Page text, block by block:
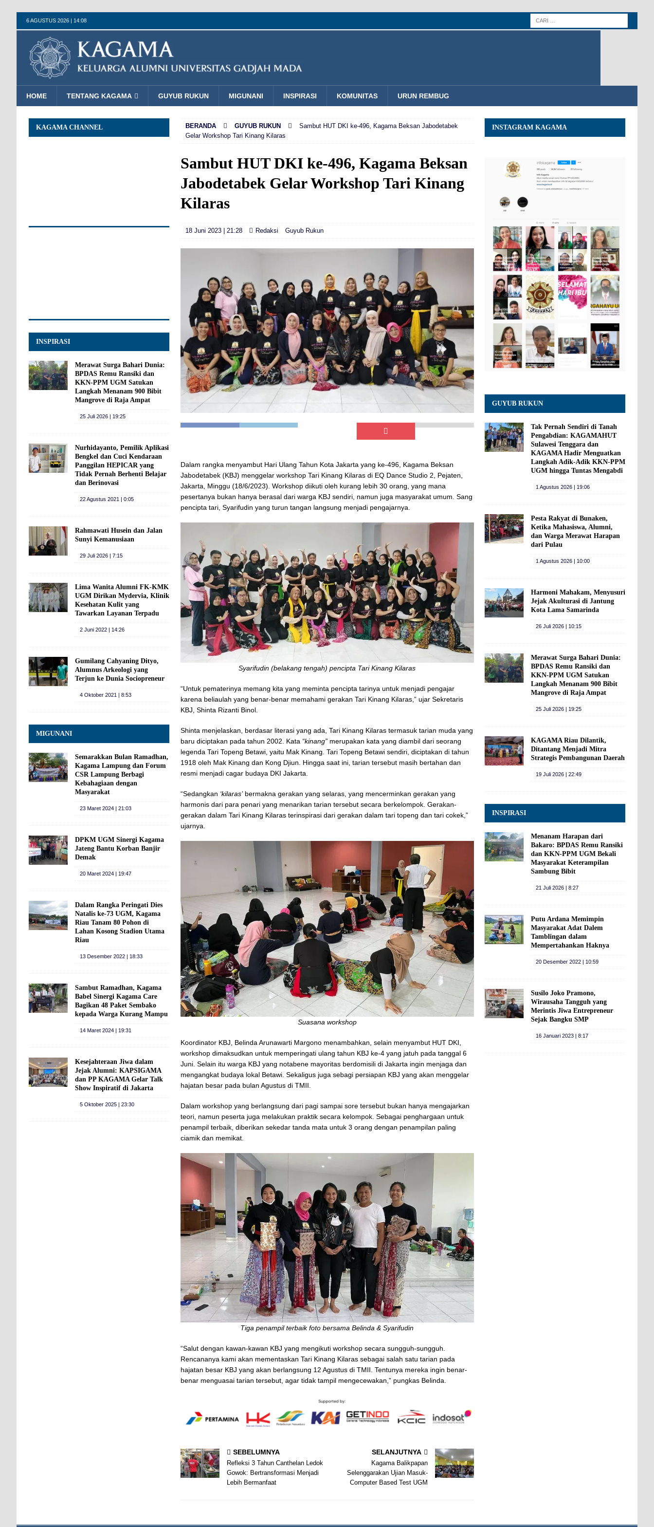
6 AGUSTUS 2026 | 14:08
HOME TENTANG KAGAMA GUYUB RUKUN MIGUNANI INSPIRASI KOMUNITAS URUN REMBUG
BERANDA GUYUB RUKUN
Sambut HUT DKI ke-496, Kagama Beksan Jabodetabek
Gelar Workshop Tari Kinang Kilaras
Sambut HUT DKI ke-496, Kagama Beksan
Jabodetabek Gelar Workshop Tari Kinang
Kilaras
18 Juni 2023 | 21:28 Redaksi Guyub Rukun
Dalam rangka menyambut Hari Ulang Tahun Kota Jakarta yang ke-496, Kagama Beksan
Jabodetabek (KBJ) menggelar workshop Tari Kinang Kilaras di EQ Dance Studio 2, Pejaten,
Jakarta, Minggu (18/6/2023). Workshop diikuti oleh kurang lebih 30 orang, yang mana
pesertanya bukan hanya berasal dari warga KBJ sendiri, namun juga masyarakat umum. Sang
pencipta tari, Syarifudin yang turun tangan langsung menjadi pengajarnya.
Syarifudin (belakang tengah) pencipta Tari Kinang Kilaras
“Untuk pematerinya memang kita yang meminta pencipta tarinya untuk menjadi pengajar
karena beliaulah yang benar-benar memahami gerakan Tari Kinang Kilaras,” ujar Sekretaris
KBJ, Shinta Rizanti Binol.
Shinta menjelaskan, berdasar literasi yang ada, Tari Kinang Kilaras termasuk tarian muda yang
baru diciptakan pada tahun 2002. Kata “kinang” merupakan kata yang diambil dari seorang
legenda Tari Topeng Betawi, yaitu Mak Kinang. Tari Topeng Betawi sendiri, diciptakan di tahun
1918 oleh Mak Kinang dan Kong Djiun. Hingga saat ini, tarian tersebut masih bertahan dan
resmi menjadi cagar budaya DKI Jakarta.
“Sedangkan ‘kilaras’bermakna gerakan yang selaras, yang mencerminkan gerakan yang
harmonis dari para penari yang menarikan tarian tersebut secara berkelompok. Gerakan-
gerakan dalam Tari Kinang Kilaras terinspirasi dari gerakan dalam tari topeng dan tari cokek,”
ujarnya.
Suasana workshop
Koordinator KBJ, Belinda Arunawarti Margono menambahkan, selain menyambut HUT DKI,
workshop dimaksudkan untuk memperingati ulang tahun KBJ ke-4 yang jatuh pada tanggal 6
Juni. Selain itu warga KBJ yang notabene mayoritas berdomisili di Jakarta ingin menjaga dan
mengangkat budaya lokal Betawi. Sekaligus juga sebagi persiapan KBJ yang akan menggelar
hajatan besar pada bulan Agustus di TMII.
Dalam workshop yang berlangsung dari pagi sampai sore tersebut bukan hanya mengajarkan
teori, namun peserta juga melakukan praktik secara kelompok. Sebagai penghargaan untuk
penampil terbaik, diberikan sekedar tanda mata untuk 3 orang dengan penampilan paling
ciamik dan memikat.
Tiga penampil terbaik foto bersama Belinda & Syarifudin
“Salut dengan kawan-kawan KBJ yang mengikuti workshop secara sungguh-sungguh.
Rencananya kami akan mementaskan Tari Kinang Kilaras sebagai salah satu tarian pada
hajatan besar KBJ yang akan berlangsung 12 Agustus di TMII. Tentunya mereka ingin benar-
benar menguasai tarian tersebut, agar tidak tampil mengecewakan,” pungkas Belinda.
SEBELUMNYA
Refleksi 3 Tahun Canthelan Ledok
Gowok: Bertransformasi Menjadi
Lebih Bermanfaat
SELANJUTNYA
Kagama Balikpapan
Selenggarakan Ujian Masuk-
Computer Based Test UGM
KAGAMA CHANNEL
INSPIRASI
Merawat Surga Bahari Dunia:
BPDAS Remu Ransiki dan
KKN-PPM UGM Satukan
Langkah Menanam 900 Bibit
Mangrove di Raja Ampat
25 Juli 2026 | 19:25
Nurhidayanto, Pemilik Aplikasi
Bengkel dan Cuci Kendaraan
Panggilan HEPICAR yang
Tidak Pernah Berhenti Belajar
dan Berinovasi
22 Agustus 2021 | 0:05
Rahmawati Husein dan Jalan
Sunyi Kemanusiaan
29 Juli 2026 | 7:15
Lima Wanita Alumni FK-KMK
UGM Dirikan Mydervia, Klinik
Kesehatan Kulit yang
Tawarkan Layanan Terpadu
2 Juni 2022 | 14:26
Gumilang Cahyaning Dityo,
Alumnus Arkeologi yang
Terjun ke Dunia Sociopreneur
4 Oktober 2021 | 8:53
MIGUNANI
Semarakkan Bulan Ramadhan,
Kagama Lampung dan Forum
CSR Lampung Berbagi
Kebahagiaan dengan
Masyarakat
23 Maret 2024 | 21:03
DPKM UGM Sinergi Kagama
Jateng Bantu Korban Banjir
Demak
20 Maret 2024 | 19:47
Dalam Rangka Peringati Dies
Natalis ke-73 UGM, Kagama
Riau Tanam 80 Pohon di
Lahan Kosong Stadion Utama
Riau
13 Desember 2022 | 18:33
Sambut Ramadhan, Kagama
Babel Sinergi Kagama Care
Bagikan 48 Paket Sembako
kepada Warga Kurang Mampu
14 Maret 2024 | 19:31
Kesejahteraan Jiwa dalam
Jejak Alumni: KAPSIGAMA
dan PP KAGAMA Gelar Talk
Show Inspiratif di Jakarta
5 Oktober 2025 | 23:30
INSTAGRAM KAGAMA
GUYUB RUKUN
Tak Pernah Sendiri di Tanah
Pengabdian: KAGAMAHUT
Sulawesi Tenggara dan
KAGAMA Hadir Menguatkan
Langkah Adik-Adik KKN-PPM
UGM hingga Tuntas Mengabdi
1 Agustus 2026 | 19:06
Pesta Rakyat di Bunaken,
Ketika Mahasiswa, Alumni,
dan Warga Merawat Harapan
dari Pulau
1 Agustus 2026 | 10:00
Harmoni Mahakam, Menyusuri
Jejak Akulturasi di Jantung
Kota Lama Samarinda
26 Juli 2026 | 10:15
Merawat Surga Bahari Dunia:
BPDAS Remu Ransiki dan
KKN-PPM UGM Satukan
Langkah Menanam 900 Bibit
Mangrove di Raja Ampat
25 Juli 2026 | 19:25
KAGAMA Riau Dilantik,
Ditantang Menjadi Mitra
Strategis Pembangunan Daerah
19 Juli 2026 | 22:49
INSPIRASI
Menanam Harapan dari
Bakaro: BPDAS Remu Ransiki
dan KKN-PPM UGM Bekali
Masyarakat Keterampilan
Sambung Bibit
21 Juli 2026 | 8:27
Putu Ardana Memimpin
Masyarakat Adat Dalem
Tamblingan dalam
Mempertahankan Haknya
20 Desember 2022 | 10:59
Susilo Joko Pramono,
Wirausaha Tangguh yang
Merintis Jiwa Entrepreneur
Sejak Bangku SMP
16 Januari 2023 | 8:17